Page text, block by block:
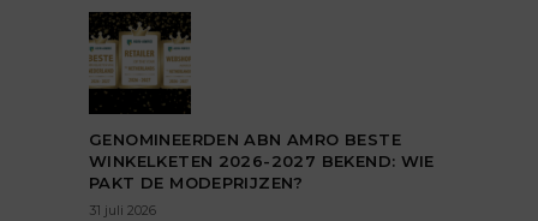
GENOMINEERDEN ABN AMRO BESTE
WINKELKETEN 2026-2027 BEKEND: WIE
PAKT DE MODEPRIJZEN?
31 juli 2026